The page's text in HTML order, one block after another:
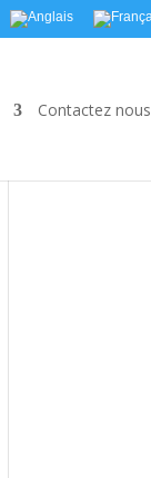
Contactez nous